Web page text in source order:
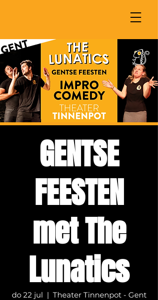
GENTSE
FEESTEN
met The
Lunatics
do 22 jul
  |
Theater Tinnenpot - Gent